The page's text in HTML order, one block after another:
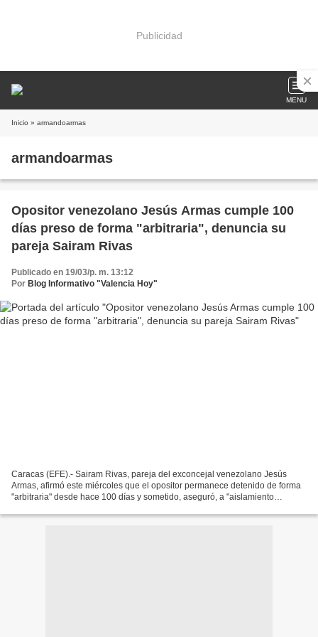
Publicidad
MENU
Inicio » armandoarmas
armandoarmas
Opositor venezolano Jesús Armas cumple 100
días preso de forma "arbitraria", denuncia su
pareja Sairam Rivas
Publicado en 19/03/p. m. 13:12
Por Blog Informativo "Valencia Hoy"
Caracas (EFE).- Sairam Rivas, pareja del exconcejal venezolano Jesús
Armas, afirmó este miércoles que el opositor permanece detenido de forma
"arbitraria" desde hace 100 días y sometido, aseguró, a "aislamiento